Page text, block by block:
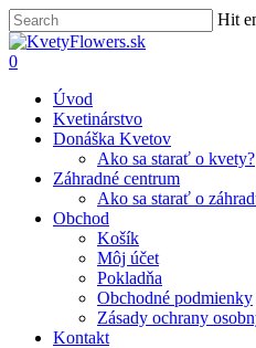
Hit
0
Úvod
Kvetinárstvo
Donáška Kvetov
Ako sa starať o kvety?
Záhradné centrum
Ako sa starať o
Obchod
Košík
Môj účet
Pokladňa
Obchodné podmienky
Zásady ochrany
Kontakt